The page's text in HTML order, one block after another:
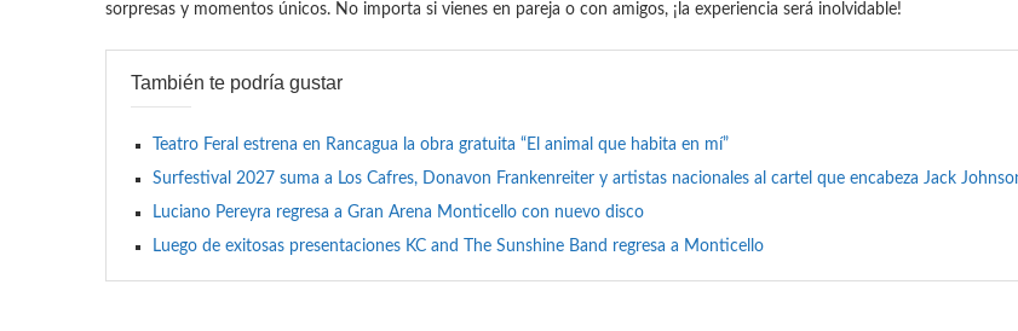
sorpresas y momentos únicos. No importa si vienes en pareja o con amigos, ¡la experiencia será inolvidable!
También te podría gustar
Teatro Feral estrena en Rancagua la obra gratuita “El animal que habita en mí”
Surfestival 2027 suma a Los Cafres, Donavon Frankenreiter y artistas nacionales al cartel que encabeza Jack
Luciano Pereyra regresa a Gran Arena Monticello con nuevo disco
Luego de exitosas presentaciones KC and The Sunshine Band regresa a Monticello